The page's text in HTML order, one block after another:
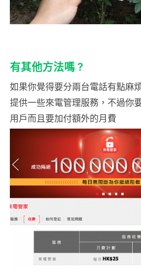
有其他方法嗎 ?
如果你覺得要分兩台電話有點麻
提供一些來電管理服務，不過你
用戶而且要加付額外的月費